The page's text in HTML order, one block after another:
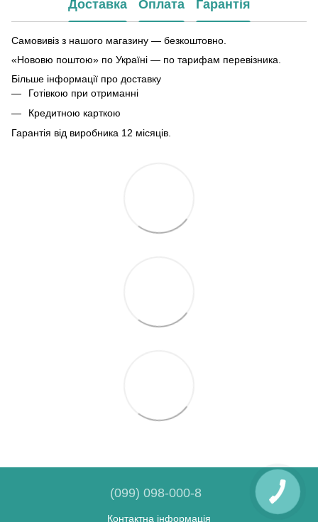
Доставка Оплата Гарантія
Самовивіз з нашого магазину — безкоштовно.
«Нововю поштою» по Україні — по тарифам перевізника.
Більше інформації про доставку
Готівкою при отриманні
Кредитною карткою
Гарантія від виробника 12 місяців.
(099) 098-000-8
Контактна інформація